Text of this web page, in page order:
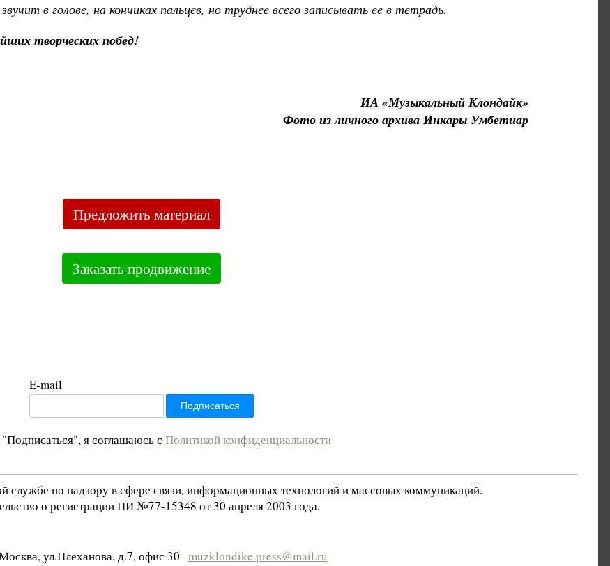
в голове, на кончиках пальцев, но труднее всего записывать ее в тетрадь.
творческих побед!
ИА «Музыкальный Клондайк»
Фото из личного архива Инкары Умбетиар
Предложить материал
Заказать продвижение
E-mail
я соглашаюсь с Политикой конфиденциальности
службе по надзору в сфере связи, информационных технологий и массовых коммуникаций.
о регистрации ПИ №77-15348 от 30 апреля 2003 года.
ул.Плеханова, д.7, офис 30 muzklondike.press@mail.ru